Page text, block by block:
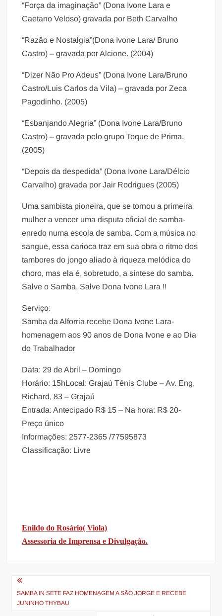
“Força da imaginação” (Dona Ivone Lara e
Caetano Veloso) gravada por Beth Carvalho
“Razão e Nostalgia”(Dona Ivone Lara/ Bruno
Castro) – gravada por Alcione. (2004)
“Dizer Não Pro Adeus” (Dona Ivone Lara/Bruno
Castro/Luis Carlos da Vila) – gravada por Zeca
Pagodinho. (2005)
“Esbanjando Alegria” (Dona Ivone Lara/Bruno
Castro) – gravada pelo grupo Toque de Prima.
(2005)
“Depois da despedida” (Dona Ivone Lara/Délcio
Carvalho) gravada por Jair Rodrigues (2005)
Uma sambista pioneira, que se tornou a primeira
mulher a vencer uma disputa oficial de samba-
enredo numa escola de samba. Com a música no
sangue, essa carioca traz em sua obra o ritmo dos
tambores do jongo aliado à riqueza melódica do
choro, mas ela é, sobretudo, a síntese do samba.
Salve o Samba, Salve Dona Ivone Lara !!
Serviço:
Samba da Alforria recebe Dona Ivone Lara-
homenagem aos 90 anos de Dona Ivone e ao Dia
do Trabalhador
Data: 29 de Abril – Domingo
Horário: 15hLocal: Grajaú Tênis Clube – Av. Eng.
Richard, 83 – Grajaú
Entrada: Antecipado R$ 15 – Na hora: R$ 20-
Preço único
Informações: 2577-2365 /77595873
Classificação: Livre
Enildo do Rosário( Viola)
Assessoria de Imprensa e Divulgação.
Navegação
de
SAMBA IN SETE FAZ HOMENAGEM A SÃO JORGE E RECEBE
JUNINHO THYBAU